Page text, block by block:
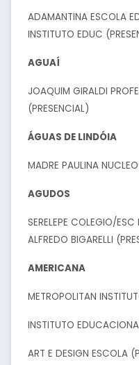
ADAMANTINA ESCOLA
INSTITUTO EDUC
AGUAÍ
JOAQUIM GIRALDI
(PRESENCIAL)
ÁGUAS DE LINDÓIA
MADRE PAULINA
AGUDOS
SERELEPE COLEGIO/
ALFREDO BIGARELLI
AMERICANA
METROPOLITAN
INSTITUTO
ART E DESIGN ESCOLA